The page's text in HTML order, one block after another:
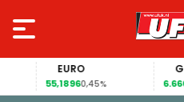
EURO
55,18960,45%